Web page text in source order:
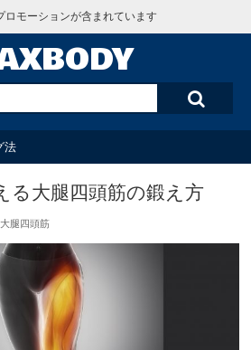
ロモーションが含まれています
法
る大腿四頭筋の鍛え方
大腿四頭筋